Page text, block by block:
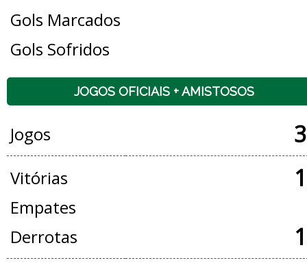
Gols Marcados
Gols Sofridos
JOGOS OFICIAIS + AMISTOSOS
Jogos
Vitórias
Empates
Derrotas